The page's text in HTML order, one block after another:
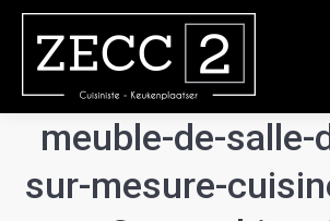
meuble-de-salle-
sur-mesure-